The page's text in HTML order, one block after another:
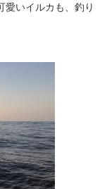
愛いイルカも、釣り